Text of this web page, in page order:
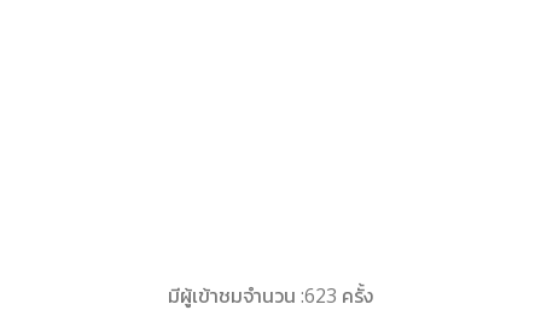
มีผู้เข้าชมจำนวน :623 ครั้ง